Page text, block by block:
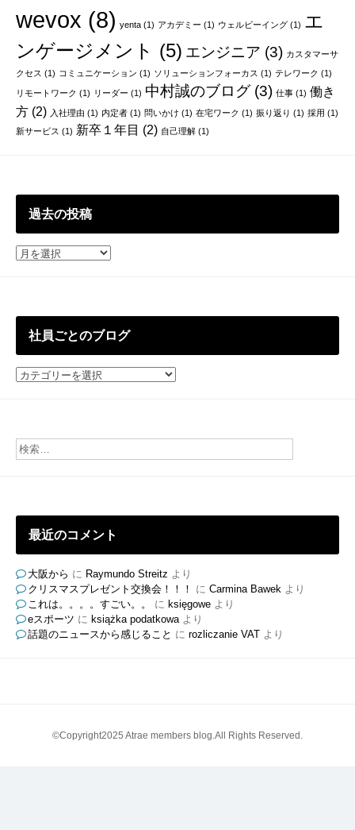
wevox (8) yenta(1) アカデミー (1) ウェルビーイング(1) エ
ンゲージメント (5) エンジニア (3) カスタマーサ
クセス (1) コミュニケーション (1) ソリューションフォーカス (1) テレワーク (1)
リモートワーク (1) リーダー (1) 中村誠のブログ(3) 仕事(1) 働き
方(2) 入社理由 (1) 内定者(1) 問いかけ (1) 在宅ワーク (1) 振り返り (1) 採用 (1)
新サービス (1) 新卒１年目 (2) 自己理解(1)
過去の投稿
過
社員ごとのブログ
社
ブ
最近のコメント
大阪から に Raymundo Streitz より
クリスマスプレゼント交換会！！！
に Carmina Bawekより
これは。。。。すごい。。
に księgoweより
eスポーツ に książka podatkowaより
話題のニュースから感じること に rozliczanie VATより
©Copyright2025 Atrae members blog.All Rights Reserved.